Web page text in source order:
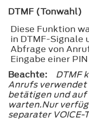
DTMF (Tonwahl)
Diese Funktion
in DTMF-Signale
Abfrage von
Eingabe einer
Beachte:
DTMF
Anrufs verwendet
betätigen und
warten.Nur
separater VOICE-